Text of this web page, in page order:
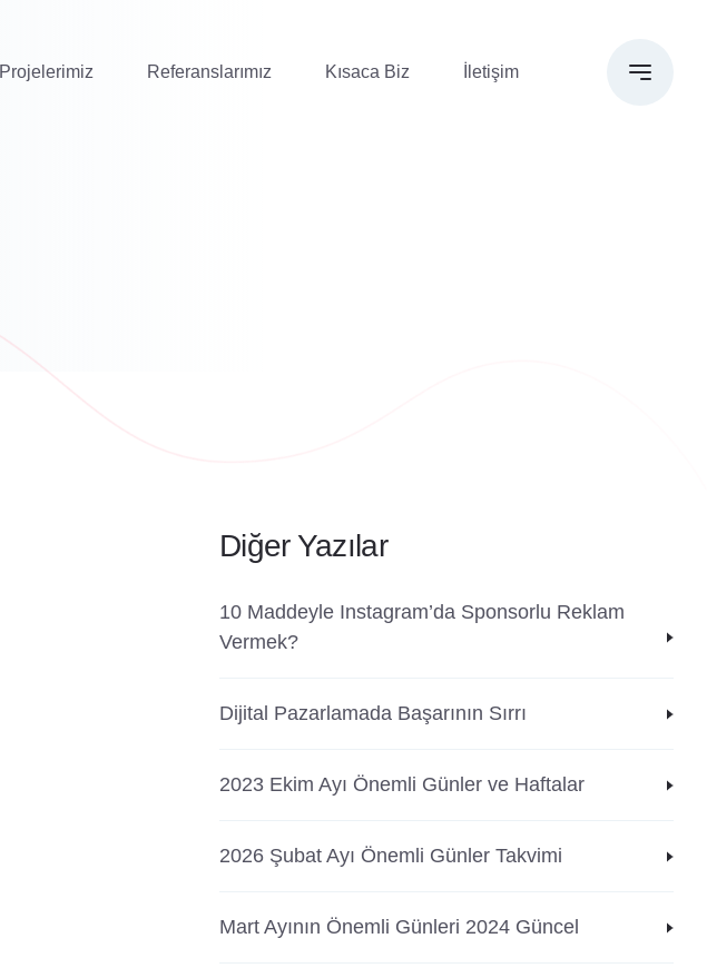
Projelerimiz Referanslarımız Kısaca Biz İletişim
Diğer Yazılar
10 Maddeyle Instagram’da Sponsorlu Reklam
Vermek?
Dijital Pazarlamada Başarının Sırrı
2023 Ekim Ayı Önemli Günler ve Haftalar
2026 Şubat Ayı Önemli Günler Takvimi
Mart Ayının Önemli Günleri 2024 Güncel